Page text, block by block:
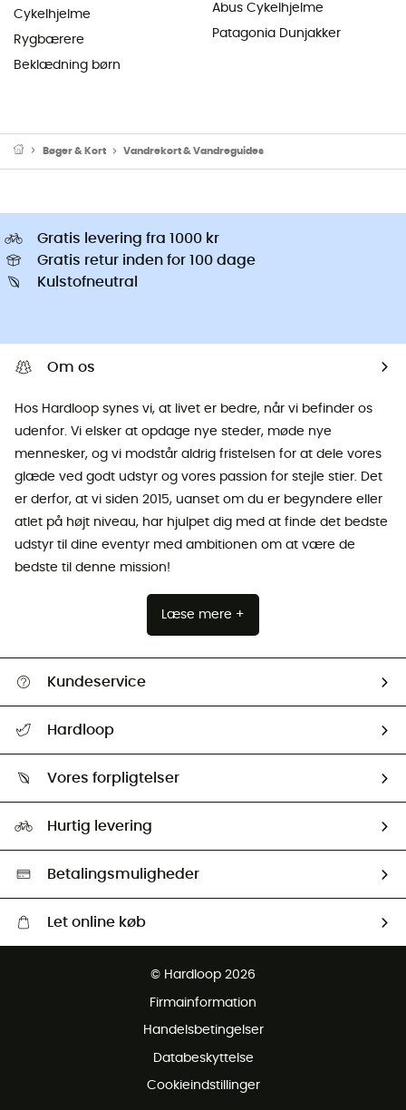
Cykelhjelme
Rygbærere
Beklædning børn
Abus Cykelhjelme
Patagonia Dunjakker
Bøger & Kort Vandrekort & Vandreguides
Gratis levering fra 1000 kr
Gratis retur inden for 100 dage
Kulstofneutral
Om os
Hos Hardloop synes vi, at livet er bedre, når vi befinder os
udenfor. Vi elsker at opdage nye steder, møde nye
mennesker, og vi modstår aldrig fristelsen for at dele vores
glæde ved godt udstyr og vores passion for stejle stier. Det
er derfor, at vi siden 2015, uanset om du er begyndere eller
atlet på højt niveau, har hjulpet dig med at finde det bedste
udstyr til dine eventyr med ambitionen om at være de
bedste til denne mission!
Læse mere +
Kundeservice
Returnering & Tilbagebetaling
Hardloop
Our ambassadors
Vores forpligtelser
HardGreen Udvalg
Hurtig levering
Betalingsmuligheder
Let online køb
© Hardloop 2026
Firmainformation
Handelsbetingelser
Databeskyttelse
Cookieindstillinger